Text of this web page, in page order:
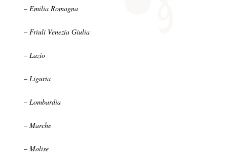
– Emilia Romagna
– Friuli Venezia Giulia
– Lazio
– Liguria
– Lombardia
– Marche
– Molise